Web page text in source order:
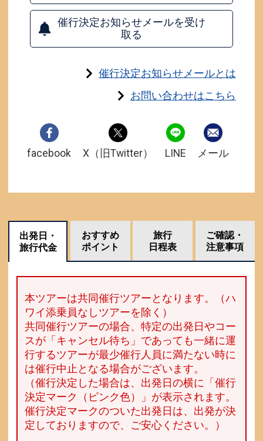
催行決定お知らせメールを受け
取る
催行決定お知らせメールとは
お問い合わせはこちら
facebook X（旧Twitter） LINE メール
出発日・
旅行代金
おすすめ
ポイント
旅行
日程表
ご確認・
注意事項
本ツアーは共同催行ツアーとなります。（ハ
ワイ添乗員なしツアーを除く）
共同催行ツアーの場合、特定の出発日やコー
スが「キャンセル待ち」であっても一緒に運
行するツアーが最少催行人員に満たない時に
は催行中止となる場合がございます。
（催行決定した場合は、出発日の横に「催行
決定マーク（ピンク色）」が表示されます。
催行決定マークのついた出発日は、出発が決
定しておりますので、ご安心ください。）